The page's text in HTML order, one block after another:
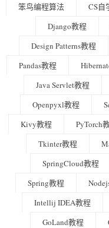
笨鸟编程算法
CS自
Django教程
Design Patterns教程
Pandas教程
Java Servlet教程
Openpyxl教程
Kivy教程
PyTorch
Tkinter教程
SpringCloud教程
Spring教程
Intellij IDEA教程
GoLand教程